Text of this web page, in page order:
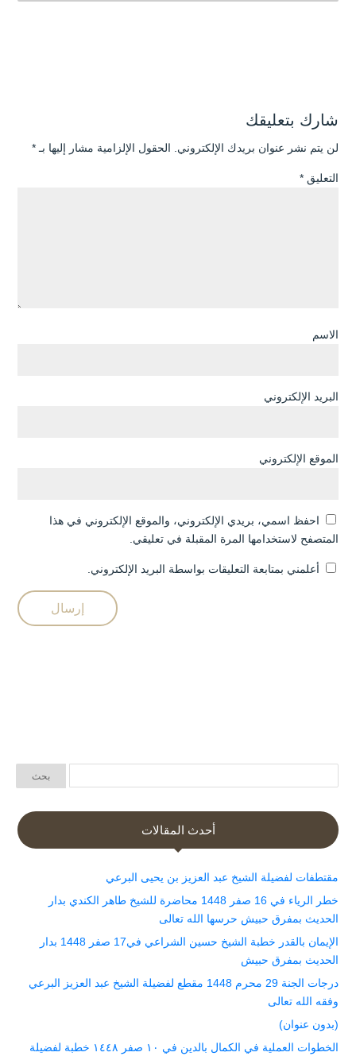
شارك بتعليقك
لن يتم نشر عنوان بريدك الإلكتروني. الحقول الإلزامية مشار إليها بـ *
التعليق *
الاسم
البريد الإلكتروني
الموقع الإلكتروني
احفظ اسمي، بريدي الإلكتروني، والموقع الإلكتروني في هذا
المتصفح لاستخدامها المرة المقبلة في تعليقي.
أعلمني بمتابعة التعليقات بواسطة البريد الإلكتروني.
أحدث المقالات
مقتطفات لفضيلة الشيخ عبد العزيز بن يحيى البرعي
خطر الرياء في 16 صفر 1448 محاضرة للشيخ طاهر الكندي بدار
الحديث بمفرق حبيش حرسها الله تعالى
الإيمان بالقدر خطبة الشيخ حسين الشراعي في17 صفر 1448 بدار
الحديث بمفرق حبيش
درجات الجنة 29 محرم 1448 مقطع لفضيلة الشيخ عبد العزيز البرعي
وفقه الله تعالى
(بدون عنوان)
الخطوات العملية في الكمال بالدين في ١٠ صفر ١٤٤٨ خطبة لفضيلة